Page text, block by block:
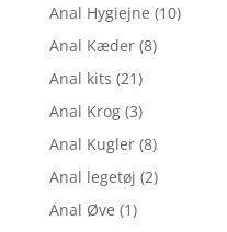
Anal Hygiejne (10)
Anal Kæder (8)
Anal kits (21)
Anal Krog (3)
Anal Kugler (8)
Anal legetøj (2)
Anal Øve (1)